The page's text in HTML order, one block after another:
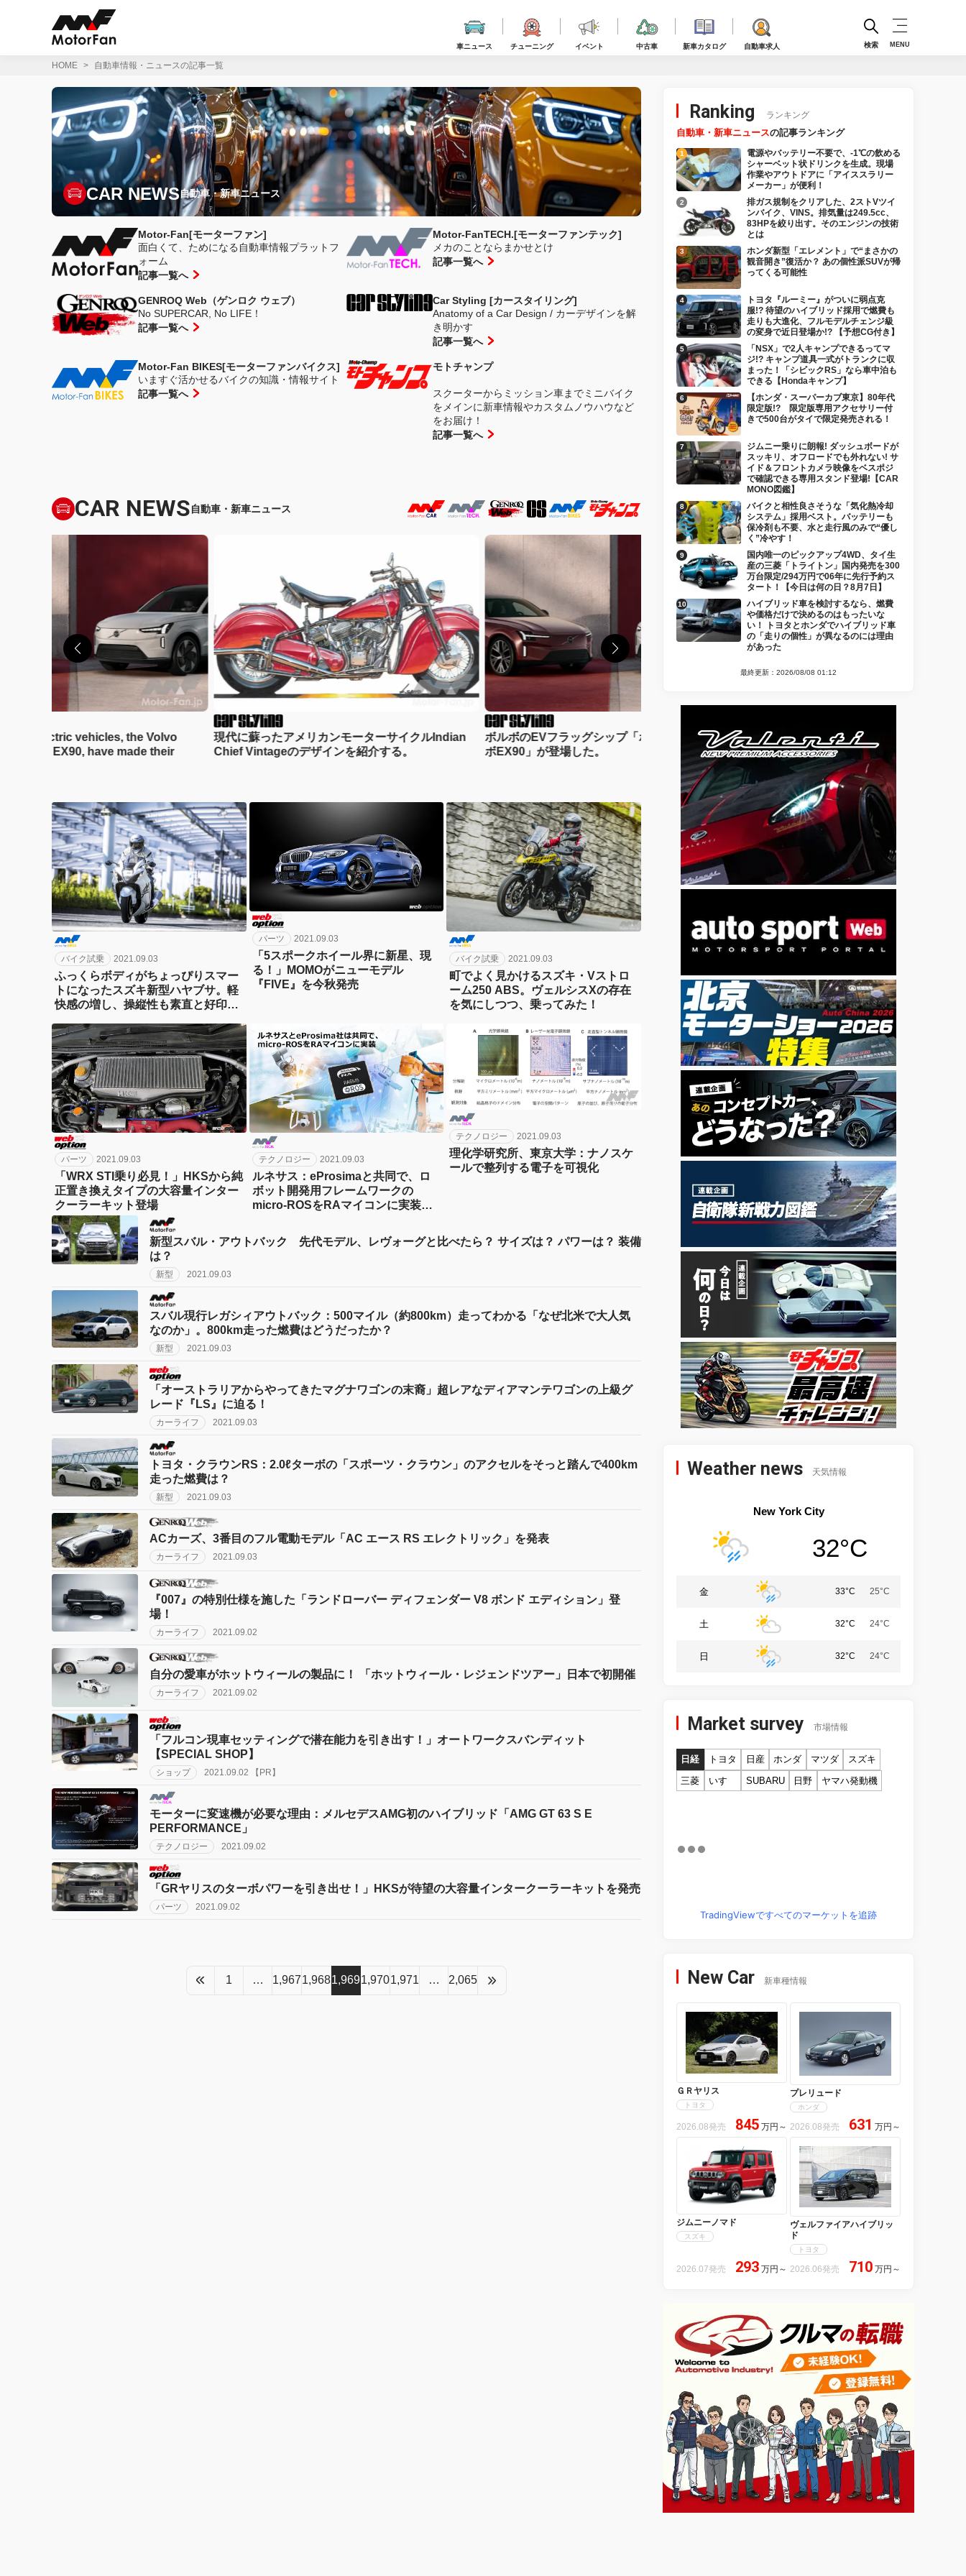
車ニュース チューニング イベント 中古車 新車カタログ 自動車求人 検索 MENU
HOME 自動車情報・ニュースの記事一覧
CAR NEWS自動車・新車ニュース
Motor-Fan[モーターファン]
面白くて、ためになる自動車情報プラットフ
ォーム
記事一覧へ
Motor-FanTECH.[モーターファンテック]
メカのことならまかせとけ
記事一覧へ
GENROQ Web（ゲンロク ウェブ）
No SUPERCAR, No LIFE！
記事一覧へ
Car Styling [カースタイリング]
Anatomy of a Car Design / カーデザインを解
き明かす
記事一覧へ
Motor-Fan BIKES[モーターファンバイクス]
いますぐ活かせるバイクの知識・情報サイト
記事一覧へ
モトチャンプ
スクーターからミッション車までミニバイク
をメインに新車情報やカスタムノウハウなど
をお届け！
記事一覧へ
CAR NEWS自動車・新車ニュース
electric vehicles, the Volvo
Volvo EX90, have made their
現代に蘇ったアメリカンモーターサイクルIndian
Chief Vintageのデザインを紹介する。
ボルボのEVフラッグシップ「ボルボES90」「ボル
ボEX90」が登場した。
BENDA 日本上陸の第1弾「
バイク試乗 2021.09.03
ふっくらボディがちょっぴりスマー
トになったスズキ新型ハヤブサ。軽
快感の増し、操縦性も素直と好印
パーツ 2021.09.03
「5スポークホイール界に新星、現
る！」MOMOがニューモデル
『FIVE』を今秋発売
バイク試乗 2021.09.03
町でよく見かけるスズキ・Vストロ
ーム250 ABS。ヴェルシスXの存在
を気にしつつ、乗ってみた！
パーツ 2021.09.03
「WRX STI乗り必見！」HKSから純
正置き換えタイプの大容量インター
クーラーキット登場
テクノロジー 2021.09.03
ルネサス：eProsimaと共同で、ロ
ボット開発用フレームワークの
micro-ROSをRAマイコンに実装、
入を促進
テクノロジー 2021.09.03
理化学研究所、東京大学：ナノスケ
ールで整列する電子を可視化
新型スバル・アウトバック 先代モデル、レヴォーグと比べたら？ サイズは？ パワーは？ 装備
は？
新型 2021.09.03
スバル現行レガシィアウトバック：500マイル（約800km）走ってわかる「なぜ北米で大人気
なのか」。800km走った燃費はどうだったか？
新型 2021.09.03
「オーストラリアからやってきたマグナワゴンの末裔」超レアなディアマンテワゴンの上級グ
レード『LS』に迫る！
カーライフ 2021.09.03
トヨタ・クラウンRS：2.0ℓターボの「スポーツ・クラウン」のアクセルをそっと踏んで400km
走った燃費は？
新型 2021.09.03
ACカーズ、3番目のフル電動モデル「AC エース RS エレクトリック」を発表
カーライフ 2021.09.03
『007』の特別仕様を施した「ランドローバー ディフェンダー V8 ボンド エディション」登
場！
カーライフ 2021.09.02
自分の愛車がホットウィールの製品に！ 「ホットウィール・レジェンドツアー」日本で初開催
カーライフ 2021.09.02
「フルコン現車セッティングで潜在能力を引き出す！」オートワークスバンディット
【SPECIAL SHOP】
ショップ 2021.09.02 【PR】
モーターに変速機が必要な理由：メルセデスAMG初のハイブリッド「AMG GT 63 S E
PERFORMANCE」
テクノロジー 2021.09.02
「GRヤリスのターボパワーを引き出せ！」HKSが待望の大容量インタークーラーキットを発売
パーツ 2021.09.02
1 … 1,9671,9681,9691,9701,971 … 2,065
Ranking ランキング
自動車・新車ニュースの記事ランキング
電源やバッテリー不要で、-1℃の飲める
シャーベット状ドリンクを生成。現場
作業やアウトドアに「アイススラリー
メーカー」が便利！
排ガス規制をクリアした、2ストVツイ
ンバイク、VINS。排気量は249.5cc、
83HPを絞り出す。そのエンジンの技術
とは
ホンダ新型「エレメント」で“まさかの
観音開き”復活か？ あの個性派SUVが帰
ってくる可能性
トヨタ『ルーミー』がついに弱点克
服!? 待望のハイブリッド採用で燃費も
走りも大進化、フルモデルチェンジ級
の変身で近日登場か!? 【予想CG付き】
「NSX」で2人キャンプできるってマ
ジ!? キャンプ道具一式がトランクに収
まった！「シビックRS」なら車中泊も
できる【Hondaキャンプ】
【ホンダ・スーパーカブ東京】80年代
限定版!? 限定版専用アクセサリー付
きで500台がタイで限定発売される！
ジムニー乗りに朗報! ダッシュボードが
スッキリ、オフロードでも外れない! サ
イド＆フロントカメラ映像をベスポジ
で確認できる専用スタンド登場!【CAR
MONO図鑑】
バイクと相性良さそうな「気化熱冷却
システム」採用ベスト。バッテリーも
保冷剤も不要、水と走行風のみで“優し
く”冷やす！
国内唯一のピックアップ4WD、タイ生
産の三菱「トライトン」国内発売を300
万台限定/294万円で06年に先行予約ス
タート！【今日は何の日？8月7日】
ハイブリッド車を検討するなら、燃費
や価格だけで決めるのはもったいな
い！ トヨタとホンダでハイブリッド車
の「走りの個性」が異なるのには理由
があった
最終更新：2026/08/08 01:12
Weather news 天気情報
New York City
32°C
金 33°C 25°C
土 32°C 24°C
日 32°C 24°C
Market survey 市場情報
日経 トヨタ 日産 ホンダ マツダ
スズキ
三菱
いすゞ SUBARU 日野 ヤマハ発動機
TradingViewですべてのマーケットを追跡
New Car 新車種情報
ＧＲヤリス
トヨタ
2026.08発売 845 万円 ～
プレリュード
ホンダ
2026.08発売 631 万円 ～
ジムニーノマド
スズキ
2026.07発売 293 万円 ～
ヴェルファイアハイブリッ
ド
トヨタ
2026.06発売 710 万円 ～